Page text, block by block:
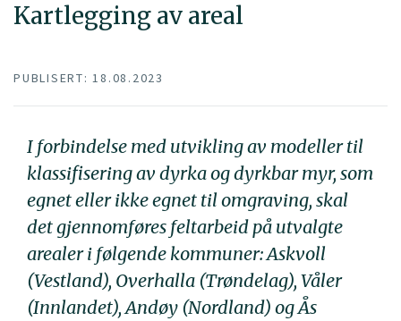
Kartlegging av areal
PUBLISERT: 18.08.2023
I forbindelse med utvikling av modeller til
klassifisering av dyrka og dyrkbar myr, som
egnet eller ikke egnet til omgraving, skal
det gjennomføres feltarbeid på utvalgte
arealer i følgende kommuner: Askvoll
(Vestland), Overhalla (Trøndelag), Våler
(Innlandet), Andøy (Nordland) og Ås